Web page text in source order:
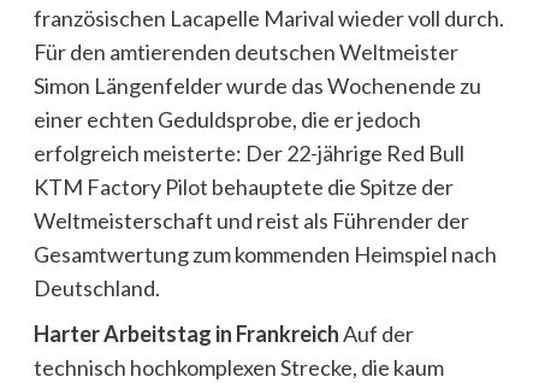
französischen Lacapelle Marival wieder voll durch.
Für den amtierenden deutschen Weltmeister
Simon Längenfelder wurde das Wochenende zu
einer echten Geduldsprobe, die er jedoch
erfolgreich meisterte: Der 22-jährige Red Bull
KTM Factory Pilot behauptete die Spitze der
Weltmeisterschaft und reist als Führender der
Gesamtwertung zum kommenden Heimspiel nach
Deutschland.
Harter Arbeitstag in FrankreichAuf der
technisch hochkomplexen Strecke, die kaum